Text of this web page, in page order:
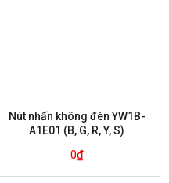
Nút nhấn không đèn YW1B-
A1E01 (B, G, R, Y, S)
0₫